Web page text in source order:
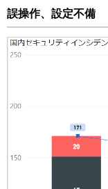
誤操作、設定不備